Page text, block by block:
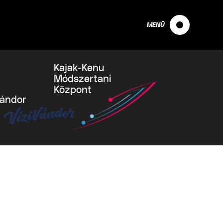
MENÜ
Kajak-Kenu
Módszertani
Központ